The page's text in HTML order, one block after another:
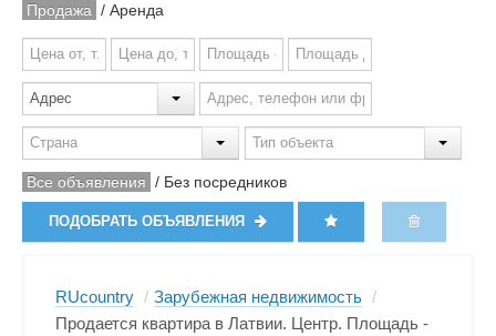
Продажа / Аренда
Все объявления / Без посредников
ПОДОБРАТЬ ОБЪЯВЛЕНИЯ
RUcountry / Зарубежная недвижимость /
Продается квартира в Латвии. Центр. Площадь -